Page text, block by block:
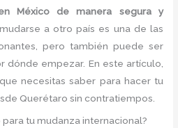
México de manera segura y
a otro país es una de las
pero también puede ser
dónde empezar. En este artículo,
necesitas saber para hacer tu
Querétaro sin contratiempos.
tu mudanza internacional?